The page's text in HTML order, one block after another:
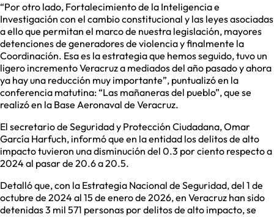
“Por otro lado, Fortalecimiento de la Inteligencia e
Investigación con el cambio constitucional y las leyes asociadas
a ello que permitan el marco de nuestra legislación, mayores
detenciones de generadores de violencia y finalmente la
Coordinación. Esa es la estrategia que hemos seguido, tuvo un
ligero incremento Veracruz a mediados del año pasado y ahora
ya hay una reducción muy importante”, puntualizó en la
conferencia matutina: “Las mañaneras del pueblo”, que se
realizó en la Base Aeronaval de Veracruz.
El secretario de Seguridad y Protección Ciudadana, Omar
García Harfuch, informó que en la entidad los delitos de alto
impacto tuvieron una disminución del 0.3 por ciento respecto a
2024 al pasar de 20.6 a 20.5.
Detalló que, con la Estrategia Nacional de Seguridad, del 1 de
octubre de 2024 al 15 de enero de 2026, en Veracruz han sido
detenidas 3 mil 571 personas por delitos de alto impacto, se